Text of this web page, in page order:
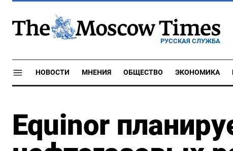
РУССКАЯ СЛУЖБА
НОВОСТИ МНЕНИЯ ОБЩЕСТВО ЭКОНОМИКА
Equinor